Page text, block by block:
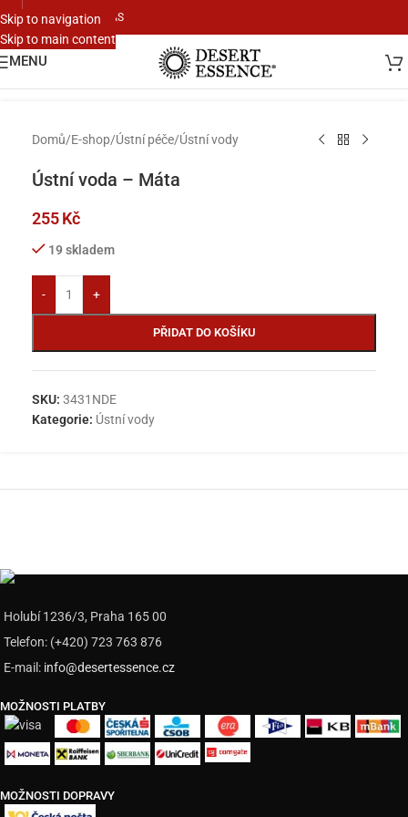
Skip to navigation
Skip to main content
KONTAKTUJTE NÁS
MENU
Klikněte pro zvětšení
Domů/E-shop/Ústní péče/Ústní vody
Ústní voda – Máta
255Kč
19 skladem
- +
PŘIDAT DO KOŠÍKU
SKU: 3431NDE
Kategorie: Ústní vody
Holubí 1236/3, Praha 165 00
Telefon: (+420) 723 763 876
E-mail: info@desertessence.cz
MOŽNOSTI PLATBY
MOŽNOSTI DOPRAVY